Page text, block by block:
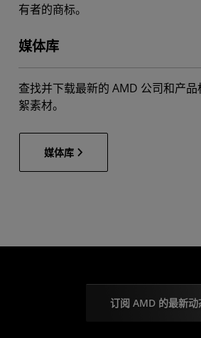
有者的商标。
媒体库
查找并下载最新的 AMD 公司和产
絮素材。
媒体库
订阅 AMD 的最新动